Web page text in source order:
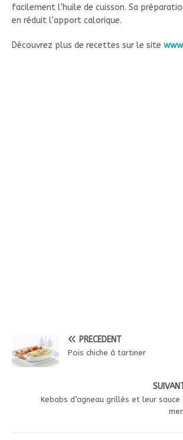
facilement l’huile de cuisson. Sa
en réduit l’apport calorique.
Découvrez plus de recettes sur le site
PRÉCÉDENT
Pois chiche à tartiner
Kebabs d’agneau grillés et leur sauce